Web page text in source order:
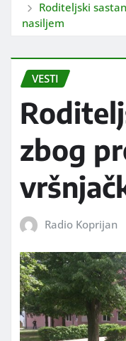
Roditeljski
nasiljem
VESTI
zbog
Radio Koprijan